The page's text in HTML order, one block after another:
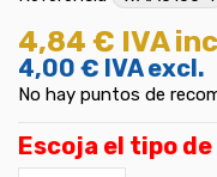
4,84 € IVA
4,00 € IVA excl.
No hay puntos de
Escoja el tipo